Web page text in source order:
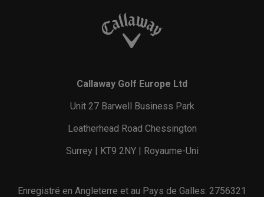
Callaway Golf Europe Ltd
Unit 27 Barwell Business Park
Leatherhead Road Chessington
Surrey | KT9 2NY | Royaume-Uni
Enregistré en Angleterre et au Pays de Galles: 2756321